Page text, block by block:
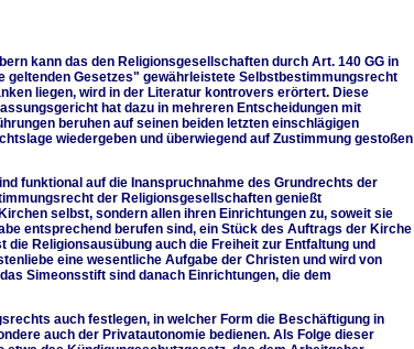
kann das den Religionsgesellschaften durch Art. 140 GG in
geltenden Gesetzes" gewährleistete Selbstbestimmungsrecht
liegen, wird in der Literatur kontrovers erörtert. Diese
hat dazu in mehreren Entscheidungen mit
beruhen auf seinen beiden letzten einschlägigen
wiedergeben und überwiegend auf Zustimmung gestoßen
funktional auf die Inanspruchnahme des Grundrechts der
der Religionsgesellschaften genießt
selbst, sondern allen ihren Einrichtungen zu, soweit sie
entsprechend berufen sind, ein Stück des Auftrags der Kirche
Religionsausübung auch die Freiheit zur Entfaltung und
eine wesentliche Aufgabe der Christen und wird von
Simeonsstift sind danach Einrichtungen, die dem
auch festlegen, in welcher Form die Beschäftigung in
auch der Privatautonomie bedienen. Als Folge dieser